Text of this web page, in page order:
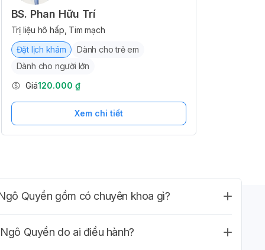
BS. Phan Hữu Trí
Trị liệu hô hấp, Tim mạch
Đặt lịch khám
Dành cho trẻ em
Dành cho người lớn
Giá120.000 ₫
Xem chi tiết
Quyền gồm có chuyên khoa gì?
Quyền do ai điều hành?